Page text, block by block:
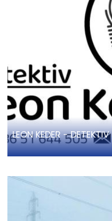
LEON KEDER - DETEKTIV